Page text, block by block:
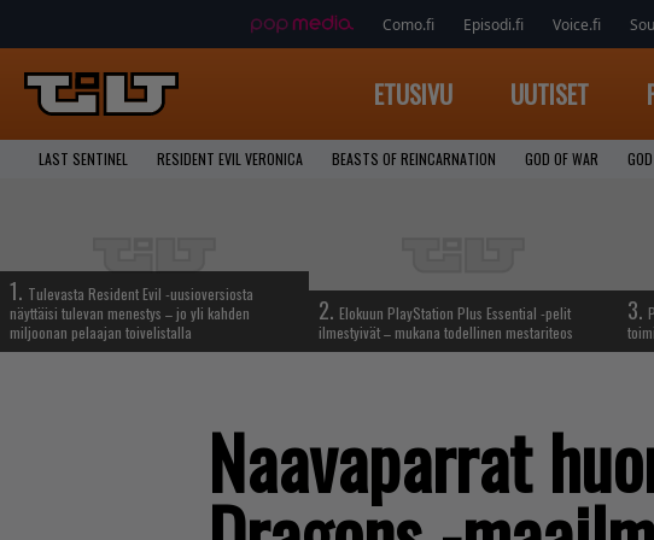
Como.fi Episodi.fi Voice.fi
ETUSIVU UUTISET
LAST SENTINEL RESIDENT EVIL VERONICA BEASTS OF REINCARNATION GOD OF WAR
1. Tulevasta Resident Evil -uusioversiosta
näyttäisi tulevan menestys – jo yli kahden
miljoonan pelaajan toivelistalla
2. Elokuun PlayStation Plus Essential -pelit
ilmestyivät – mukana todellinen mestariteos
3.
Naavaparrat